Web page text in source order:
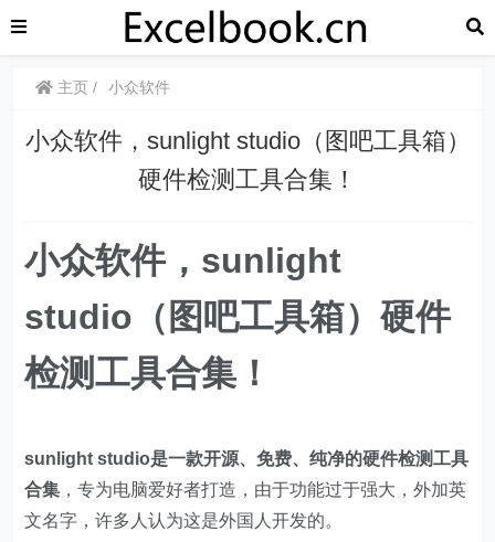
主页 小众软件
小众软件，sunlight studio（图吧工具箱）
硬件检测工具合集！
小众软件，sunlight
studio（图吧工具箱）硬件
检测工具合集！
sunlight studio是一款开源、免费、纯净的硬件检测工具
合集 ，专为电脑爱好者打造，由于功能过于强大，外加英
文名字，许多人认为这是外国人开发的。